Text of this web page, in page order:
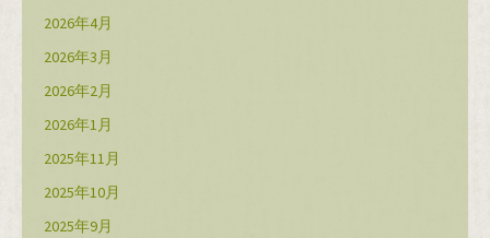
2026年4月
2026年3月
2026年2月
2026年1月
2025年11月
2025年10月
2025年9月